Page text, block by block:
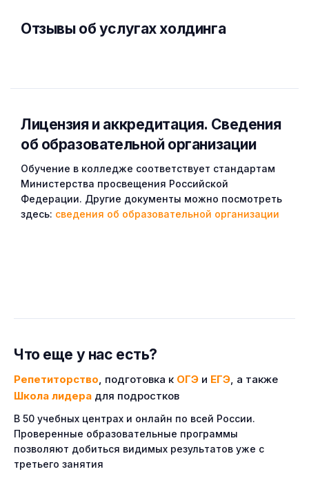
Отзывы об услугах холдинга
Лицензия и аккредитация. Cведения
об образовательной организации
Обучение в колледже соответствует стандартам
Министерства просвещения Российской
Федерации. Другие документы можно посмотреть
здесь: сведения об образовательной организации
Что еще у нас есть?
Репетиторство, подготовка к ОГЭ и ЕГЭ, а также
Школа лидера для подростков
В 50 учебных центрах и онлайн по всей России.
Проверенные образовательные программы
позволяют добиться видимых результатов уже с
третьего занятия